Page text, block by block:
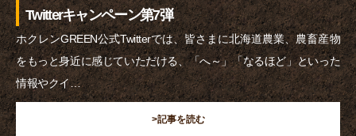
Twitterキャンペーン第7弾
ホクレンGREEN公式Twitterでは、皆さまに北海道農業、農畜産物
をもっと身近に感じていただける、「へ～」「なるほど」といった
情報やクイ…
>記事を読む